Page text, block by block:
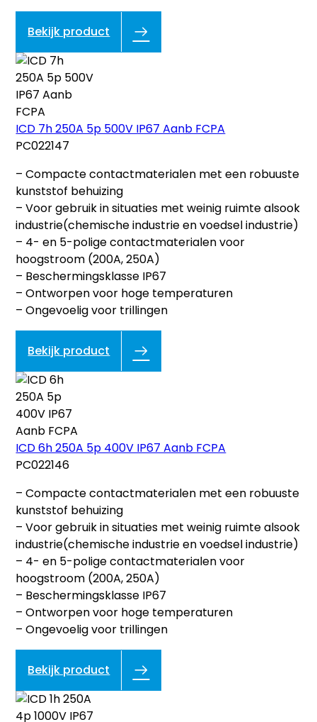
Bekijk product
ICD 7h 250A 5p 500V IP67 Aanb FCPA
PC022147
– Compacte contactmaterialen met een robuuste
kunststof behuizing
– Voor gebruik in situaties met weinig ruimte alsook
industrie(chemische industrie en voedsel industrie)
– 4- en 5-polige contactmaterialen voor
hoogstroom (200A, 250A)
– Beschermingsklasse IP67
– Ontworpen voor hoge temperaturen
– Ongevoelig voor trillingen
Bekijk product
ICD 6h 250A 5p 400V IP67 Aanb FCPA
PC022146
– Compacte contactmaterialen met een robuuste
kunststof behuizing
– Voor gebruik in situaties met weinig ruimte alsook
industrie(chemische industrie en voedsel industrie)
– 4- en 5-polige contactmaterialen voor
hoogstroom (200A, 250A)
– Beschermingsklasse IP67
– Ontworpen voor hoge temperaturen
– Ongevoelig voor trillingen
Bekijk product